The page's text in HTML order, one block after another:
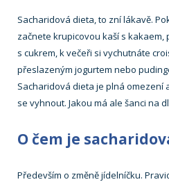
Sacharidová dieta, to zní lákavě.
začnete krupicovou kaší s
s cukrem, k večeři si vychutnáte
přeslazeným jogurtem nebo
Sacharidová dieta je plná omezení
se vyhnout. Jakou má ale šanci na
O čem je
Především o změně jídelníčku.